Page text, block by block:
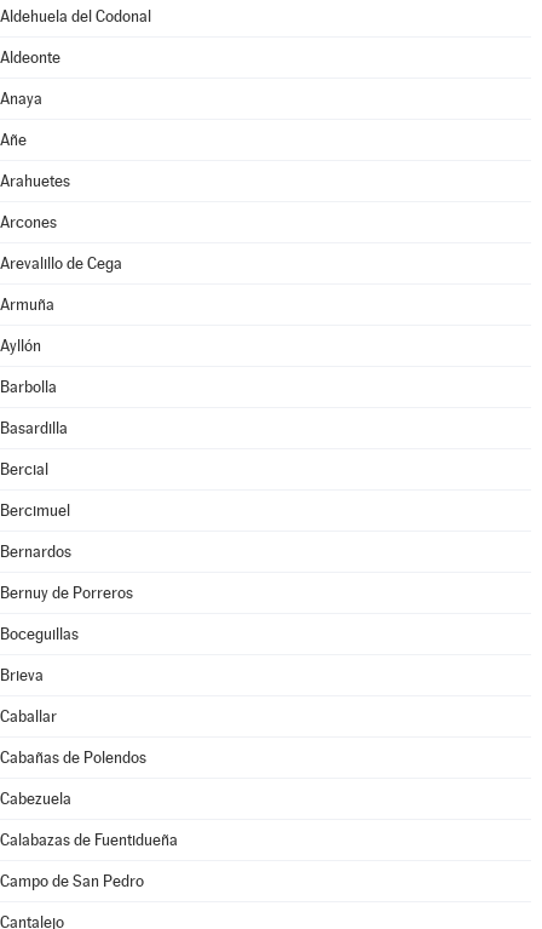
Aldehuela del Codonal
Aldeonte
Anaya
Añe
Arahuetes
Arcones
Arevalillo de Cega
Armuña
Ayllón
Barbolla
Basardilla
Bercial
Bercimuel
Bernardos
Bernuy de Porreros
Boceguillas
Brieva
Caballar
Cabañas de Polendos
Cabezuela
Calabazas de Fuentidueña
Campo de San Pedro
Cantalejo